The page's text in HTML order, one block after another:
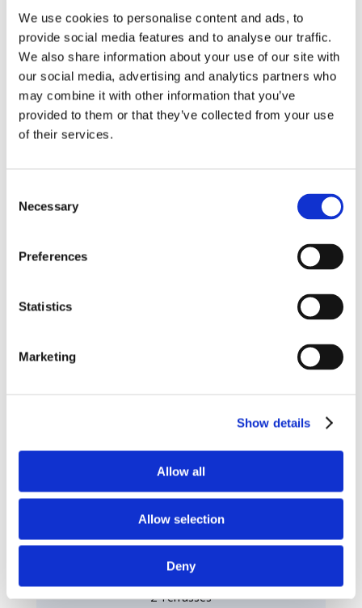
We use cookies to personalise content and ads, to
provide social media features and to analyse our traffic.
We also share information about your use of our site with
our social media, advertising and analytics partners who
may combine it with other information that you’ve
provided to them or that they’ve collected from your use
of their services.
Selection
Necessary
Preferences
Statistics
Marketing
Show details
Allow all
Allow selection
Deny
bouilloire, grille pain, lave vaisselle, réfrigérateur, four
électrique, four micro ondes, table de cuisson à gaz,
cafetière et Terrasse aménagée avec pergola, vue
mer, vue piscine et Salle de Bain avec douche
Chambre double
Chambre à lits jumeaux
Salle de bain partagée avec douche
Chambre double
Chambre double
1 Cuisine
4 Chambres
4 Salles de Bain
2 Terrasses